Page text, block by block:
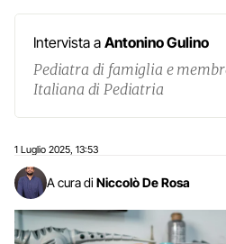
Intervista a Antonino Gulino
Pediatra di famiglia e
Italiana di Pediatria
1 Luglio 2025 13:53
A cura di Niccolò De Rosa